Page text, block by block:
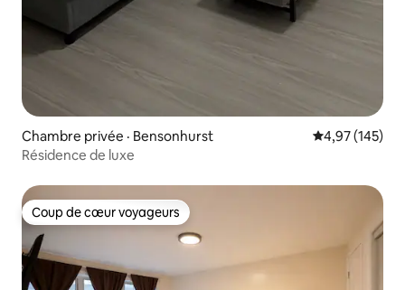
Chambre privée · Bensonhurst Note
4,97 (145)
Résidence de luxe
Coup de cœur voyageurs
Coup de cœur voyageurs